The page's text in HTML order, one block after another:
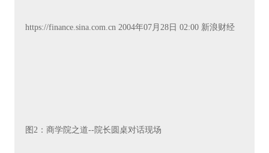
https://finance.sina.com.cn 2004年07月28日 02:00 新浪财经
图2：商学院之道--院长圆桌对话现场